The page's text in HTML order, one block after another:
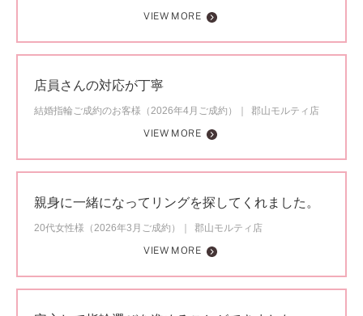
VIEW MORE
店員さんの対応が丁寧
結婚指輪ご成約のお客様（2026年4月ご成約）
郡山モルティ店
VIEW MORE
親身に一緒になってリングを探してくれました。
20代女性様（2026年3月ご成約）
郡山モルティ店
VIEW MORE